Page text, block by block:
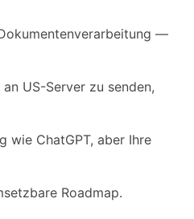
—
US-Server zu senden,
wie ChatGPT, aber Ihre
Roadmap.